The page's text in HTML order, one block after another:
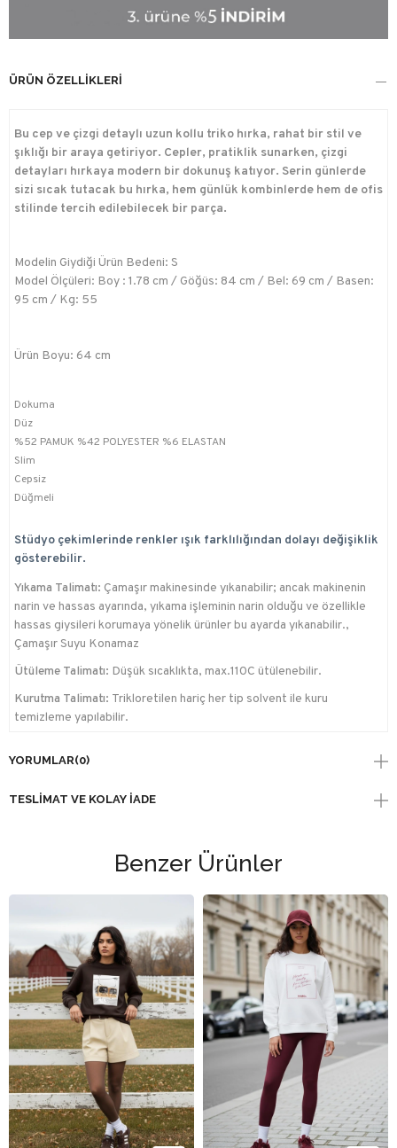
ÜRÜN ÖZELLIKLERI
Bu cep ve çizgi detaylı uzun kollu triko hırka, rahat bir stil ve
şıklığı bir araya getiriyor. Cepler, pratiklik sunarken, çizgi
detayları hırkaya modern bir dokunuş katıyor. Serin günlerde
sizi sıcak tutacak bu hırka, hem günlük kombinlerde hem de ofis
stilinde tercih edilebilecek bir parça.
Modelin Giydiği Ürün Bedeni: S
Model Ölçüleri: Boy : 1.78 cm / Göğüs: 84 cm / Bel: 69 cm / Basen:
95 cm / Kg: 55
Ürün Boyu: 64 cm
Dokuma
Düz
%52 PAMUK %42 POLYESTER %6 ELASTAN
Slim
Cepsiz
Düğmeli
Stüdyo çekimlerinde renkler ışık farklılığından dolayı değişiklik
gösterebilir.
Yıkama Talimatı: Çamaşır makinesinde yıkanabilir; ancak makinenin
narin ve hassas ayarında, yıkama işleminin narin olduğu ve özellikle
hassas giysileri korumaya yönelik ürünler bu ayarda yıkanabilir.,
Çamaşır Suyu Konamaz
Ütüleme Talimatı: Düşük sıcaklıkta, max.110C ütülenebilir.
Kurutma Talimatı: Trikloretilen hariç her tip solvent ile kuru
temizleme yapılabilir.
YORUMLAR(0)
TESLIMAT VE KOLAY İADE
Benzer Ürünler